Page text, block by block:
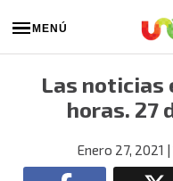
MENÚ
Las noticias
horas. 27
Enero 27, 2021 |